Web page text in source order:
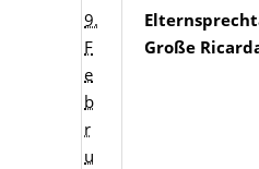
9.
F
e
b
r
u
Große